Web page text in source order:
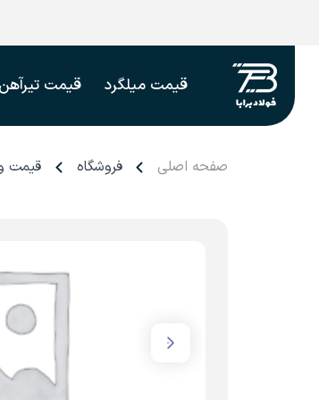
قیمت میلگرد قیمت تیرآهن
صفحه اصلی فروشگاه قیمت